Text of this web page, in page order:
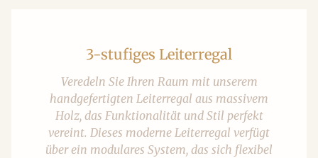
3-stufiges Leiterregal
Veredeln Sie Ihren Raum mit unserem
handgefertigten Leiterregal aus massivem
Holz, das Funktionalität und Stil perfekt
vereint. Dieses moderne Leiterregal verfügt
über ein modulares System, das sich flexibel